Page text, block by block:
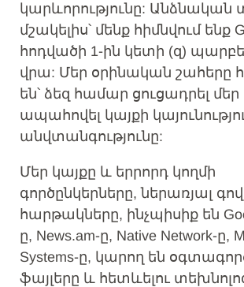
կարևորությունը: Անձնական
մշակելիս՝ մենք հիմնվում ենք
հոդվածի 1-ին կետի (զ)
վրա: Մեր օրինական շահերը
են՝ ձեզ համար ցուցադրել
ապահովել կայքի
անվտանգությունը:
Մեր կայքը և երրորդ կողմի
գործընկերները, ներառյալ
հարթակները, ինչպիսիք են
ը, News.am-ը, Native Network-ը,
Systems-ը, կարող են
ֆայլերը և հետևելու